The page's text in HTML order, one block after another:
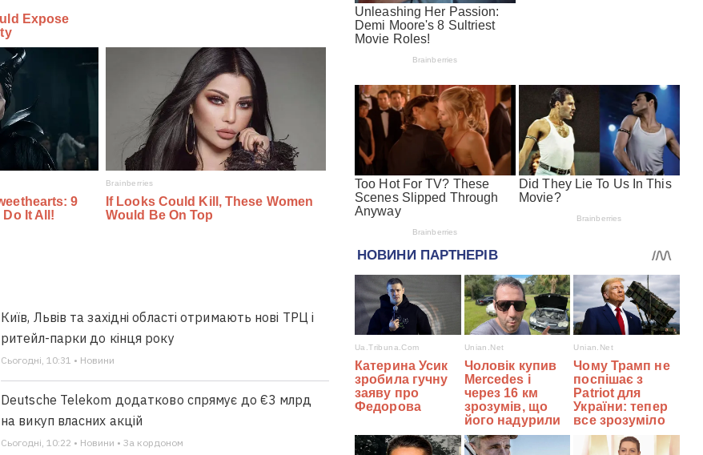
Київ, Львів та західні області отримають нові ТРЦ і
ритейл-парки до кінця року
Сьогодні, 10:31 • Новини
Deutsche Telekom додатково спрямує до €3 млрд
на викуп власних акцій
Сьогодні, 10:22 • Новини • За кордоном
#СПЕЦПРОЕКТИ
Війна з Росією
Санкції проти росії
Гуманітарна допомога